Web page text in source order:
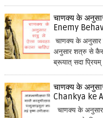
चाणक्य के
Enemy
चाणक्य के अनुसार
अनुसार शत्रु से कैसा
ब्रूयात् सदा प्रियम्
चाणक्य के
Chankya ke
चाणक्य के